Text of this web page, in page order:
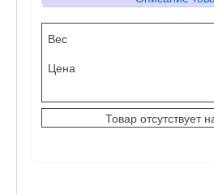
Вес
Цена
Кол-во
Товар отсутствует